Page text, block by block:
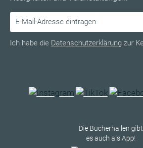
Ich habe die Datenschutzerklärung zur
Die Bücherhallen gibt
es auch als App!